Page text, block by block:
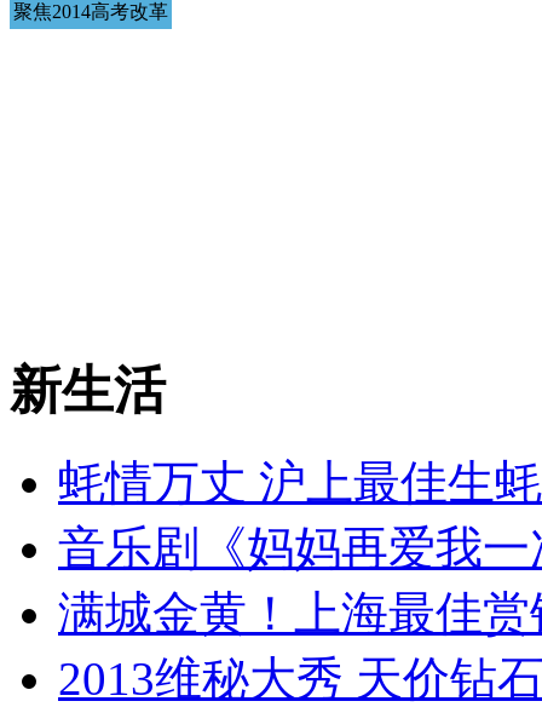
聚焦2014高考改革
新生活
蚝情万丈 沪上最佳生
音乐剧《妈妈再爱我一
满城金黄！上海最佳
2013维秘大秀 天价钻